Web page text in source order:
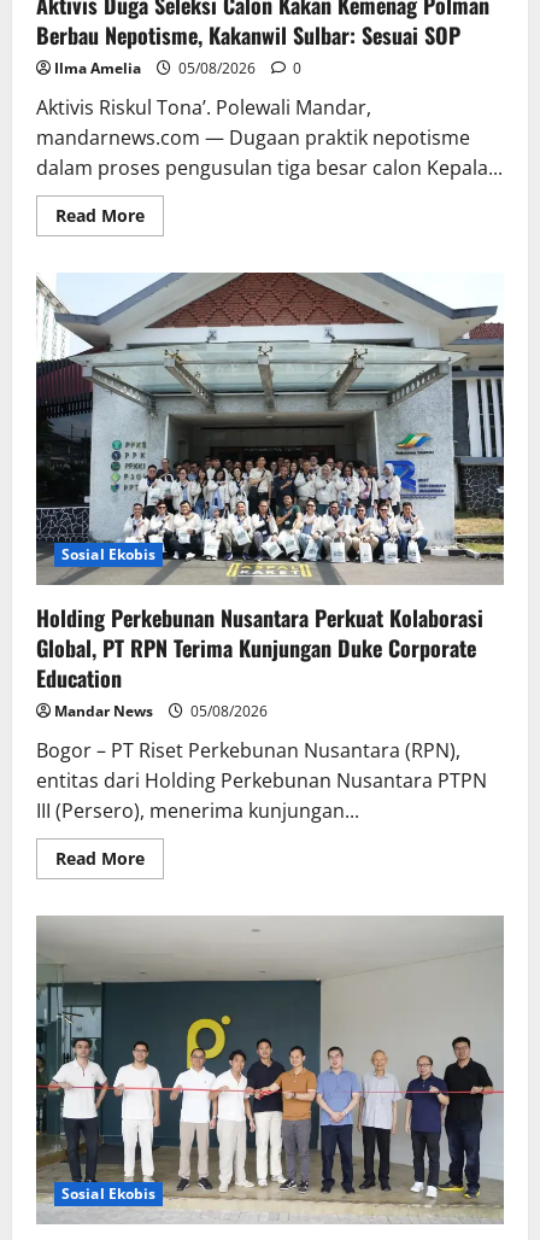
Berbau Nepotisme, Kakanwil Sulbar: Sesuai SOP
Ilma Amelia 05/08/2026 0
Aktivis Riskul Tona’. Polewali Mandar,
mandarnews.com — Dugaan praktik nepotisme
dalam proses pengusulan tiga besar calon Kepala...
Read MoreRead
more
Duga
Seleksi
Calon
Kakan
Kemenag
Polman
Berbau
Nepotisme,
Kakanwil
Sulbar:
Sesuai
SOP
Sosial Ekobis
Holding Perkebunan Nusantara Perkuat Kolaborasi
Global, PT RPN Terima Kunjungan Duke Corporate
Education
Mandar News 05/08/2026
Bogor – PT Riset Perkebunan Nusantara (RPN),
entitas dari Holding Perkebunan Nusantara PTPN
III (Persero), menerima kunjungan...
Read MoreRead
more
Perkuat
Kolaborasi
Terima
Kunjungan
Duke
Corporate
Education
Sosial Ekobis